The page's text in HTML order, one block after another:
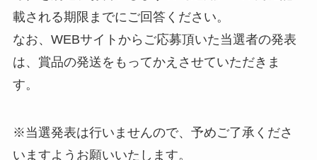
載される期限までにご回答ください。
なお、WEBサイトからご応募頂いた当選者の発表
は、賞品の発送をもってかえさせていただきま
す。
※当選発表は行いませんので、予めご了承くださ
いますようお願いいたします。